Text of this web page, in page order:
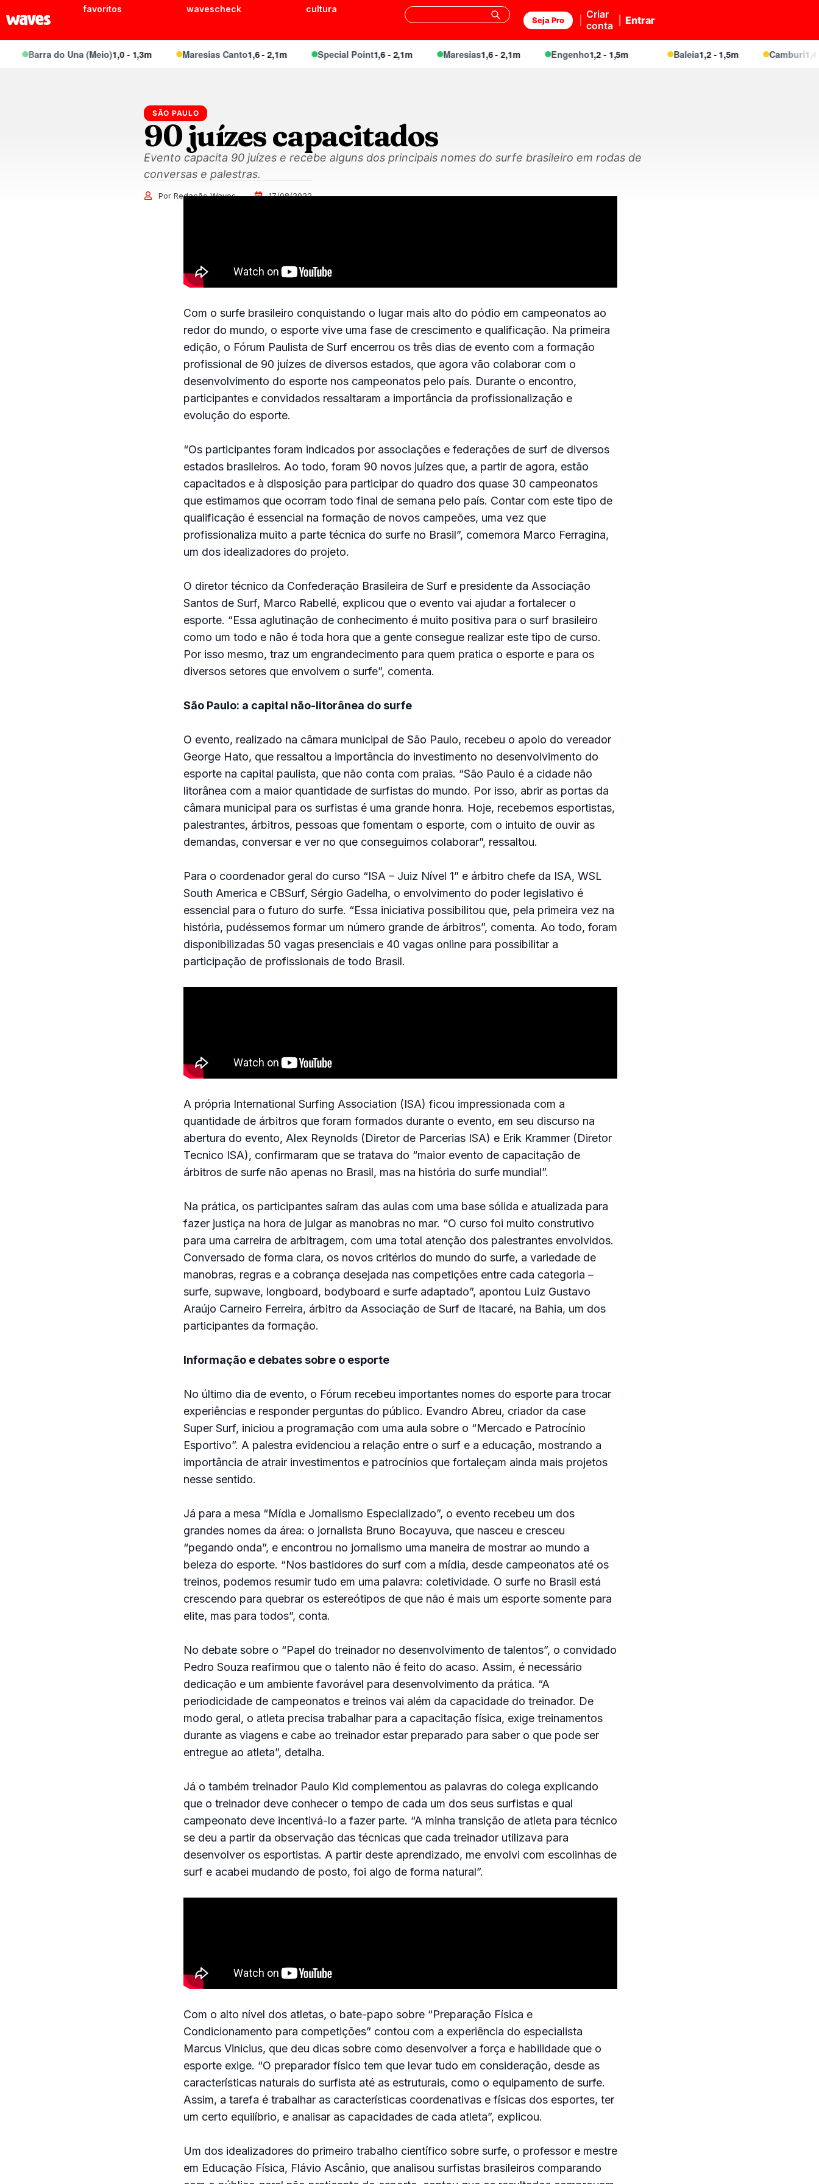
favoritos wavescheck cultura
Seja Pro
Criar
conta
Entrar
Barra do Una (Meio)1,0 - 1,3m Maresias Canto1,6 - 2,1m Special Point1,6 - 2,1m Maresias1,6 - 2,1m Engenho1,2 - 1,5m Baleia1,2 - 1,5m Camburi1,4 -
SÃO PAULO
90 juízes capacitados
Evento capacita 90 juízes e recebe alguns dos principais nomes do surfe brasileiro em rodas de
conversas e palestras.
Por Redação Waves 17/08/2022
Com o surfe brasileiro conquistando o lugar mais alto do pódio em campeonatos ao
redor do mundo, o esporte vive uma fase de crescimento e qualificação. Na primeira
edição, o Fórum Paulista de Surf encerrou os três dias de evento com a formação
profissional de 90 juízes de diversos estados, que agora vão colaborar com o
desenvolvimento do esporte nos campeonatos pelo país. Durante o encontro,
participantes e convidados ressaltaram a importância da profissionalização e
evolução do esporte.
“Os participantes foram indicados por associações e federações de surf de diversos
estados brasileiros. Ao todo, foram 90 novos juízes que, a partir de agora, estão
capacitados e à disposição para participar do quadro dos quase 30 campeonatos
que estimamos que ocorram todo final de semana pelo país. Contar com este tipo de
qualificação é essencial na formação de novos campeões, uma vez que
profissionaliza muito a parte técnica do surfe no Brasil”, comemora Marco Ferragina,
um dos idealizadores do projeto.
O diretor técnico da Confederação Brasileira de Surf e presidente da Associação
Santos de Surf, Marco Rabellé, explicou que o evento vai ajudar a fortalecer o
esporte. “Essa aglutinação de conhecimento é muito positiva para o surf brasileiro
como um todo e não é toda hora que a gente consegue realizar este tipo de curso.
Por isso mesmo, traz um engrandecimento para quem pratica o esporte e para os
diversos setores que envolvem o surfe”, comenta.
São Paulo: a capital não-litorânea do surfe
O evento, realizado na câmara municipal de São Paulo, recebeu o apoio do vereador
George Hato, que ressaltou a importância do investimento no desenvolvimento do
esporte na capital paulista, que não conta com praias. “São Paulo é a cidade não
litorânea com a maior quantidade de surfistas do mundo. Por isso, abrir as portas da
câmara municipal para os surfistas é uma grande honra. Hoje, recebemos esportistas,
palestrantes, árbitros, pessoas que fomentam o esporte, com o intuito de ouvir as
demandas, conversar e ver no que conseguimos colaborar”, ressaltou.
Para o coordenador geral do curso “ISA – Juiz Nível 1” e árbitro chefe da ISA, WSL
South America e CBSurf, Sérgio Gadelha, o envolvimento do poder legislativo é
essencial para o futuro do surfe. “Essa iniciativa possibilitou que, pela primeira vez na
história, pudéssemos formar um número grande de árbitros”, comenta. Ao todo, foram
disponibilizadas 50 vagas presenciais e 40 vagas online para possibilitar a
participação de profissionais de todo Brasil.
A própria International Surfing Association (ISA) ficou impressionada com a
quantidade de árbitros que foram formados durante o evento, em seu discurso na
abertura do evento, Alex Reynolds (Diretor de Parcerias ISA) e Erik Krammer (Diretor
Tecnico ISA), confirmaram que se tratava do “maior evento de capacitação de
árbitros de surfe não apenas no Brasil, mas na história do surfe mundial”.
Na prática, os participantes saíram das aulas com uma base sólida e atualizada para
fazer justiça na hora de julgar as manobras no mar. “O curso foi muito construtivo
para uma carreira de arbitragem, com uma total atenção dos palestrantes envolvidos.
Conversado de forma clara, os novos critérios do mundo do surfe, a variedade de
manobras, regras e a cobrança desejada nas competições entre cada categoria –
surfe, supwave, longboard, bodyboard e surfe adaptado”, apontou Luiz Gustavo
Araújo Carneiro Ferreira, árbitro da Associação de Surf de Itacaré, na Bahia, um dos
participantes da formação.
Informação e debates sobre o esporte
No último dia de evento, o Fórum recebeu importantes nomes do esporte para trocar
experiências e responder perguntas do público. Evandro Abreu, criador da case
Super Surf, iniciou a programação com uma aula sobre o “Mercado e Patrocínio
Esportivo”. A palestra evidenciou a relação entre o surf e a educação, mostrando a
importância de atrair investimentos e patrocínios que fortaleçam ainda mais projetos
nesse sentido.
Já para a mesa “Mídia e Jornalismo Especializado”, o evento recebeu um dos
grandes nomes da área: o jornalista Bruno Bocayuva, que nasceu e cresceu
“pegando onda”, e encontrou no jornalismo uma maneira de mostrar ao mundo a
beleza do esporte. “Nos bastidores do surf com a mídia, desde campeonatos até os
treinos, podemos resumir tudo em uma palavra: coletividade. O surfe no Brasil está
crescendo para quebrar os estereótipos de que não é mais um esporte somente para
elite, mas para todos”, conta.
No debate sobre o “Papel do treinador no desenvolvimento de talentos”, o convidado
Pedro Souza reafirmou que o talento não é feito do acaso. Assim, é necessário
dedicação e um ambiente favorável para desenvolvimento da prática. “A
periodicidade de campeonatos e treinos vai além da capacidade do treinador. De
modo geral, o atleta precisa trabalhar para a capacitação física, exige treinamentos
durante as viagens e cabe ao treinador estar preparado para saber o que pode ser
entregue ao atleta”, detalha.
Já o também treinador Paulo Kid complementou as palavras do colega explicando
que o treinador deve conhecer o tempo de cada um dos seus surfistas e qual
campeonato deve incentivá-lo a fazer parte. “A minha transição de atleta para técnico
se deu a partir da observação das técnicas que cada treinador utilizava para
desenvolver os esportistas. A partir deste aprendizado, me envolvi com escolinhas de
surf e acabei mudando de posto, foi algo de forma natural”.
Com o alto nível dos atletas, o bate-papo sobre “Preparação Física e
Condicionamento para competições” contou com a experiência do especialista
Marcus Vinicius, que deu dicas sobre como desenvolver a força e habilidade que o
esporte exige. “O preparador físico tem que levar tudo em consideração, desde as
características naturais do surfista até as estruturais, como o equipamento de surfe.
Assim, a tarefa é trabalhar as características coordenativas e físicas dos esportes, ter
um certo equilíbrio, e analisar as capacidades de cada atleta”, explicou.
Um dos idealizadores do primeiro trabalho científico sobre surfe, o professor e mestre
em Educação Física, Flávio Ascânio, que analisou surfistas brasileiros comparando